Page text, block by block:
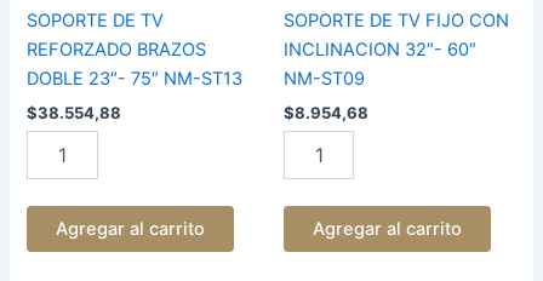
SOPORTE DE TV
REFORZADO BRAZOS
DOBLE 23″- 75″ NM-ST13
$38.554,88
BRAZOS
23"-
75"
NM-
ST13
cantidad
Agregar al carrito
SOPORTE DE TV FIJO CON
INCLINACION 32″- 60″
NM-ST09
$8.954,68
CON
32"-
60"
NM-
ST09
cantidad
Agregar al carrito